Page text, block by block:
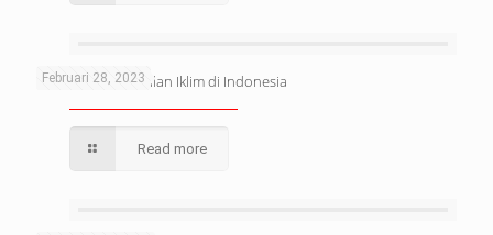
Februari 28, 2023
Mendorong Keadilan Iklim di Indonesia
Read more